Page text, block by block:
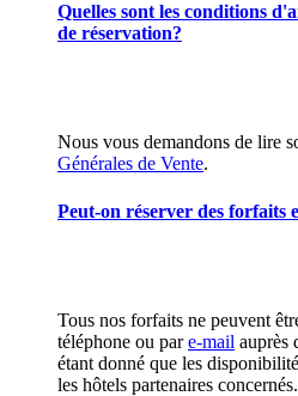
Quelles sont les conditions
de réservation?
Nous vous demandons de lire
Générales de Vente.
Peut-on réserver des forfaits
Tous nos forfaits ne peuvent
téléphone ou pare-mail auprès
étant donné que les
les hôtels partenaires concernés.